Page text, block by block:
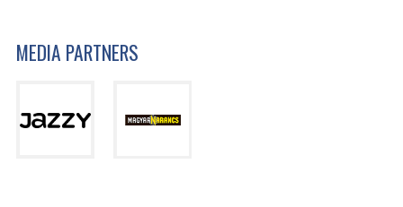
MEDIA PARTNERS